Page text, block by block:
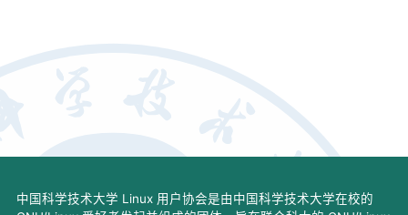
中国科学技术大学 Linux 用户协会是由中国科学技术大学在校的